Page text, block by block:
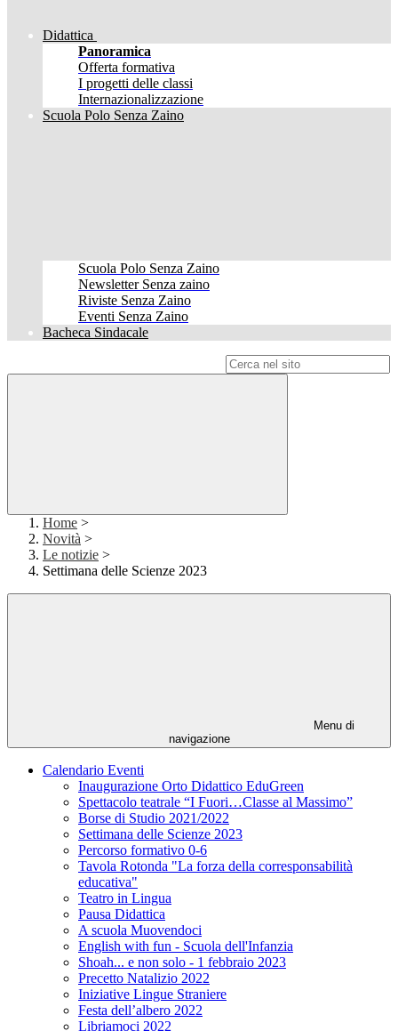
Didattica
Panoramica
Offerta formativa
I progetti delle classi
Internazionalizzazione
Scuola Polo Senza Zaino
Scuola Polo Senza Zaino
Newsletter Senza zaino
Riviste Senza Zaino
Eventi Senza Zaino
Bacheca Sindacale
Home >
Novità >
Le notizie >
Settimana delle Scienze 2023
Menu di
navigazione
Calendario Eventi
Inaugurazione Orto Didattico EduGreen
Spettacolo teatrale “I Fuori…Classe al Massimo”
Borse di Studio 2021/2022
Settimana delle Scienze 2023
Percorso formativo 0-6
Tavola Rotonda "La forza della corresponsabilità
educativa"
Teatro in Lingua
Pausa Didattica
A scuola Muovendoci
English with fun - Scuola dell'Infanzia
Shoah... e non solo - 1 febbraio 2023
Precetto Natalizio 2022
Iniziative Lingue Straniere
Festa dell’albero 2022
Libriamoci 2022